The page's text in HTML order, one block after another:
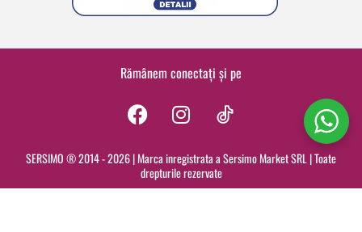
Rămânem conectați și pe
F
c
e
b
I
s
t
a
SERSIMO ® 2014 - 2026 | Marca inregistrata a Sersimo Market SRL | Toate
drepturile rezervate